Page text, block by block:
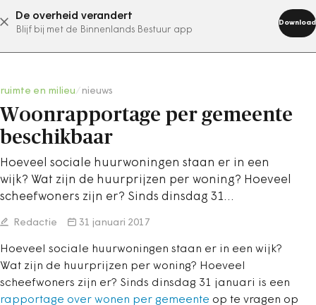
De overheid verandert
Blijf bij met de Binnenlands Bestuur app
Download
abonneer nu
ruimte en milieu nieuws
Woonrapportage per gemeente
beschikbaar
Hoeveel sociale huurwoningen staan er in een
wijk? Wat zijn de huurprijzen per woning? Hoeveel
scheefwoners zijn er? Sinds dinsdag 31…
Redactie 31 januari 2017
Hoeveel sociale huurwoningen staan er in een wijk?
Wat zijn de huurprijzen per woning? Hoeveel
scheefwoners zijn er? Sinds dinsdag 31 januari is een
rapportage over wonen per gemeente op te vragen op